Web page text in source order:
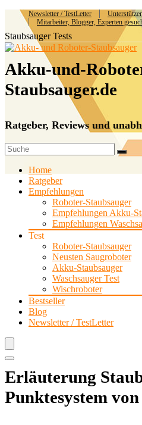
Newsletter / TestLetter
Mitarbeiter, Blogger, Experten
Staubsauger Tests
Akku-und-
Staubsauger.de
Ratgeber, Reviews und
Home
Ratgeber
Empfehlungen
Roboter-Staubsauger
Empfehlungen Akku-
Empfehlungen
Test
Roboter-Staubsauger
Neusten Saugroboter
Akku-Staubsauger
Waschsauger Test
Wischroboter
Bestseller
Blog
Newsletter / TestLetter
Erläuterung
Punktesystem von